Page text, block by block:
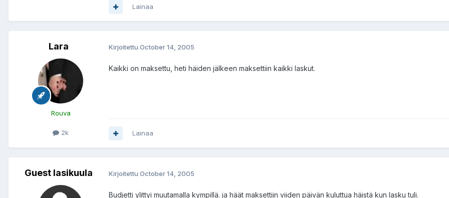
Lainaa
Lara
Rouva
2k
Kirjoitettu October 14, 2005
Kaikki on maksettu, heti häiden jälkeen maksettiin kaikki laskut.
Lainaa
Guest lasikuula Kirjoitettu October 14, 2005
Budjetti ylittyi muutamalla kympillä. ja häät maksettiin viiden päivän kuluttua häistä kun lasku tuli.